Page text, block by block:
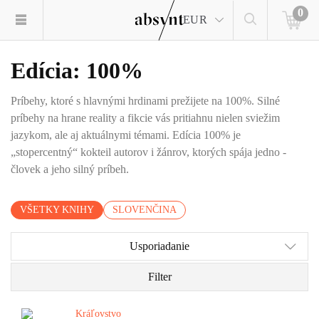
EUR
0
Edícia: 100%
Príbehy, ktoré s hlavnými hrdinami prežijete na 100%. Silné
príbehy na hrane reality a fikcie vás pritiahnu nielen sviežim
jazykom, ale aj aktuálnymi témami. Edícia 100% je
„stopercentný“ kokteil autorov i žánrov, ktorých spája jedno -
človek a jeho silný príbeh.
VŠETKY KNIHY SLOVENČINA
Usporiadanie
Filter